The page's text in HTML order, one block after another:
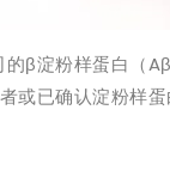
β淀粉样蛋白（
或已确认淀粉样蛋